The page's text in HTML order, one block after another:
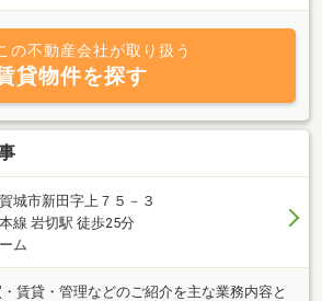
の不動産会社が取り扱う
貸物件を探す
城市新田字上７５－３
線 岩切駅 徒歩25分
ム
賃貸・管理などのご紹介を主な業務内容と